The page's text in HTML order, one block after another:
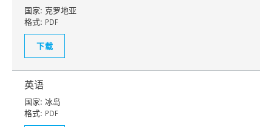
国家: 克罗地亚
格式: PDF
下载
英语
国家: 冰岛
格式: PDF